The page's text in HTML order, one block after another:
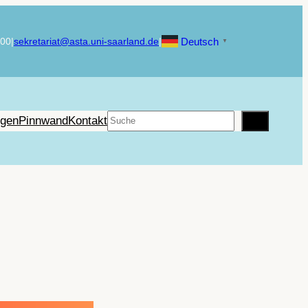
|sekretariat@asta.uni-saarland.de| Deutsch ▼
PinnwandKontaktSuchen